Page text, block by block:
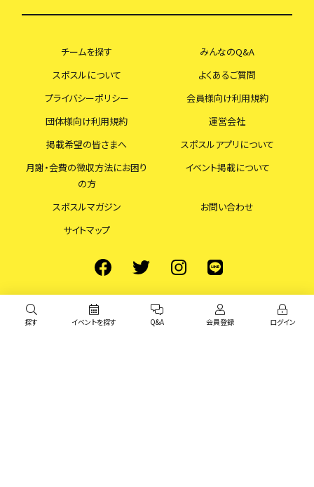
チームを探す
みんなのQ&A
スポスルについて
よくあるご質問
プライバシーポリシー
会員様向け利用規約
団体様向け利用規約
運営会社
掲載希望の皆さまへ
スポスルアプリについて
月謝・会費の徴収方法にお困り
の方
イベント掲載について
スポスルマガジン
お問い合わせ
サイトマップ
探す イベントを探す Q&A 会員登録 ログイン